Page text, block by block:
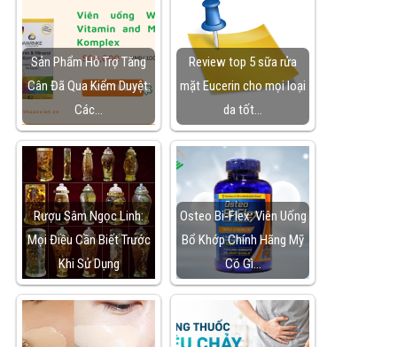
Sản Phẩm Hỗ Trợ Tăng
Cân Đã Qua Kiểm Duyệt:
Các…
Review top 5 sữa rửa
mặt Eucerin cho mọi loại
da tốt…
Rượu Sâm Ngọc Linh:
Mọi Điều Cần Biết Trước
Khi Sử Dụng
Osteo Bi-Flex: Viên Uống
Bổ Khớp Chính Hãng Mỹ
Có Gì…